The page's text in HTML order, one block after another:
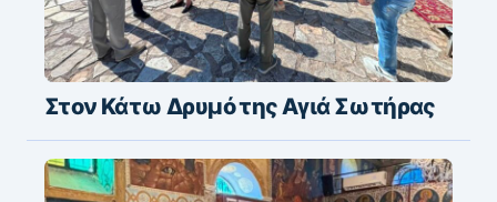
Στον Κάτω Δρυμό της Αγιά Σωτήρας